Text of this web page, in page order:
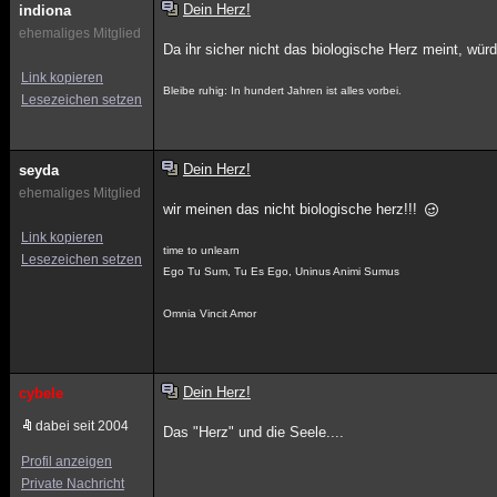
indiona
ehemaliges Mitglied
Link kopieren
Lesezeichen setzen
Dein Herz!
Da ihr sicher nicht das biologische Herz meint,
Bleibe ruhig: In hundert Jahren ist alles vorbei.
seyda
ehemaliges Mitglied
Link kopieren
Lesezeichen setzen
Dein Herz!
wir meinen das nicht biologische herz!!!
time to unlearn
Ego Tu Sum, Tu Es Ego, Uninus Animi Sumus
Omnia Vincit Amor
cybele
dabei seit 2004
Profil anzeigen
Private Nachricht
Dein Herz!
Das "Herz" und die Seele....